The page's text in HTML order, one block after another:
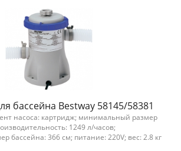
бассейна Bestway 58145/58381
насоса: картридж; минимальный размер
1249 л/часов;
бассейна: 366 см; питание: 220V; вес: 2.8 кг